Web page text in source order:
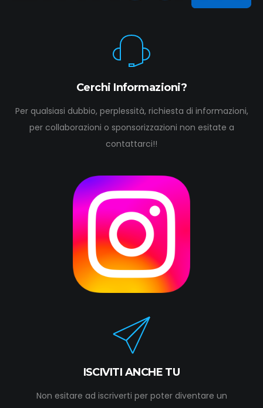
Cerchi Informazioni?
Per qualsiasi dubbio, perplessità, richiesta di informazioni,
per collaborazioni o sponsorizzazioni non esitate a
contattarci!!
ISCIVITI ANCHE TU
Non esitare ad iscriverti per poter diventare un